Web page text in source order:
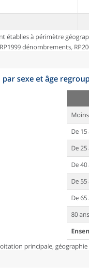
établies à périmètre
dénombrements,
par sexe et âge
De
De
De
De
De
80
principale,